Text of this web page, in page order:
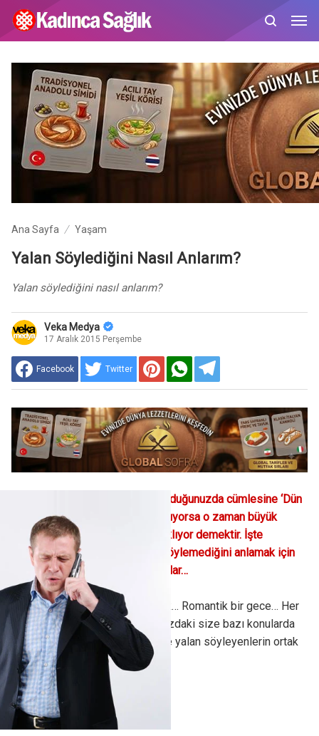
Ana Sayfa Yaşam
Yalan Söylediğini Nasıl Anlarım?
Yalan söylediğini nasıl anlarım?
Veka Medya
17 Aralık 2015 Perşembe
Facebook Twitter
Ona dün gece ne yaptığını sorduğunuzda cümlesine ‘Dün
gece ne mi yaptım?’ diye başlıyorsa o zaman büyük
ihtimalle sizden bir şeyler saklıyor demektir. İşte
partnerinizin yalan söyleyip söylemediğini anlamak için
dikkat etmeniz gereken noktalar…
Mum ışığı eşliğinde bir yemek… Romantik bir gece… Her
şey mükemmel… Peki, karşınızdaki size bazı konularda
yalan söylüyor olabilir mi? İşte yalan söyleyenlerin ortak
davranışları…
Göz temasından kaçınıyor